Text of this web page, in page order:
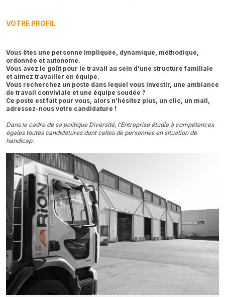
VOTRE PROFIL
Vous êtes une personne impliquée, dynamique, méthodique,
ordonnée et autonome.
Vous avez le goût pour le travail au sein d’une structure familiale
et aimez travailler en équipe.
Vous recherchez un poste dans lequel vous investir, une ambiance
de travail conviviale et une équipe soudée ?
Ce poste est fait pour vous, alors n’hésitez plus, un clic, un mail,
adressez-nous votre candidature !
Dans le cadre de sa politique Diversité, l’Entreprise étudie à compétences
égales toutes candidatures dont celles de personnes en situation de
handicap.